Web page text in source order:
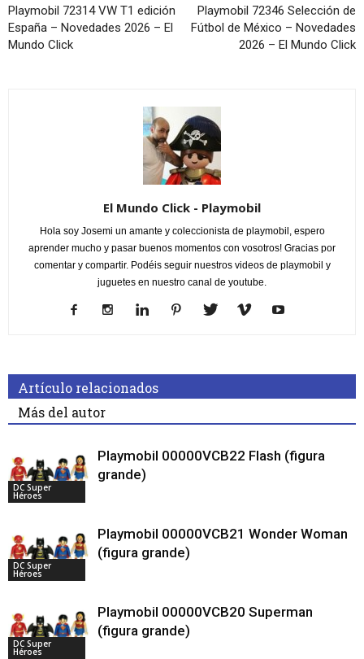
Playmobil 72314 VW T1 edición
España – Novedades 2026 – El
Mundo Click
Playmobil 72346 Selección de
Fútbol de México – Novedades
2026 – El Mundo Click
El Mundo Click - Playmobil
Hola soy Josemi un amante y coleccionista de playmobil, espero
aprender mucho y pasar buenos momentos con vosotros! Gracias por
comentar y compartir. Podéis seguir nuestros videos de playmobil y
juguetes en nuestro canal de youtube.
Artículo relacionados
Más del autor
DC Super
Héroes
Playmobil 00000VCB22 Flash (figura
grande)
DC Super
Héroes
Playmobil 00000VCB21 Wonder Woman
(figura grande)
DC Super
Héroes
Playmobil 00000VCB20 Superman
(figura grande)